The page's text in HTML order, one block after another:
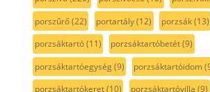
porszűrő(22) portartály(12) porzsák(13)
porzsáktartó(11) porzsáktartóbetét(9)
porzsáktartóegység(9) porzsáktartóidom
porzsáktartókeret(10) porzsáktartóvilla (9)